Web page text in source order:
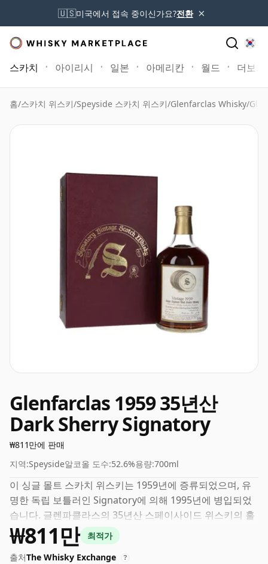
🇺🇸미국에서 접속 중이신가요?전환 ×
스카치 아이리시 일본 아메리칸 월드 더보기
홈/스카치 위스키/Speyside 스카치 위스키/Glenfarclas Whisky/
Glenfarclas 1959 35년산
Dark Sherry Signatory
₩811만에 판매
지역:Speyside알코올 도수:52.6%용량:700ml
이 싱글 몰트 스카치 위스키는 1959년에 증류되었으며, 유
명한 독립 보틀러인 Signatory에 의해 1995년에 병입되었
습니다. 글렌파클라스의 35년산 스페이사이드 위스키의 훌
륭한 예입니다. 52.6%의 좋은 음주 강도로 병에 담긴 이 위
스키는 70cl 병에 들어 있습니다.
₩811만
최적가
출처The Whisky Exchange ?